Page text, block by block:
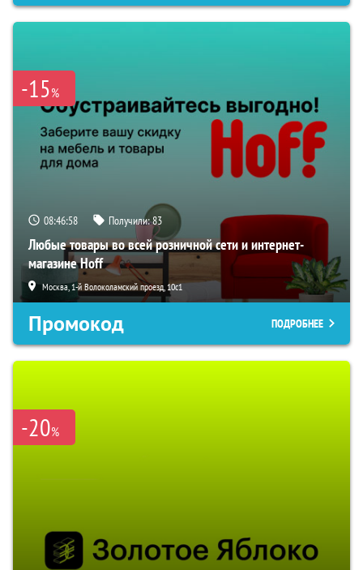
-15%
08:46:57 Получили:83
Любые товары во всей розничной сети и интернет-
магазине Hoff
Москва, 1-й Волоколамский проезд, 10с1
Промокод ПОДРОБНЕЕ
-20%